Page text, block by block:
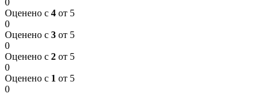
Оценено с 4 от 5
0
Оценено с 3 от 5
0
Оценено с 2 от 5
0
Оценено с 1 от 5
0